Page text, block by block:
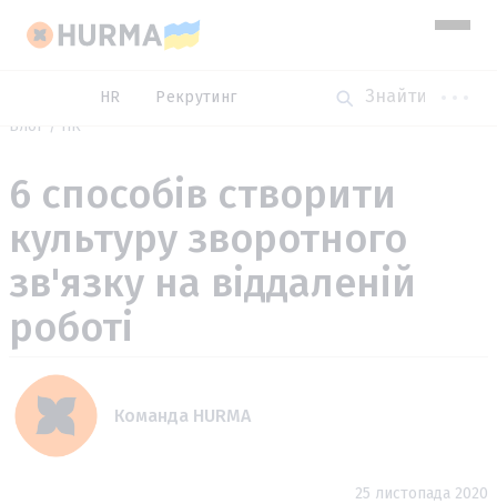
HR
Рекрутинг
Блог
HR
6 способів створити
культуру зворотного
зв'язку на віддаленій
роботі
Команда HURMA
25 листопада 2020